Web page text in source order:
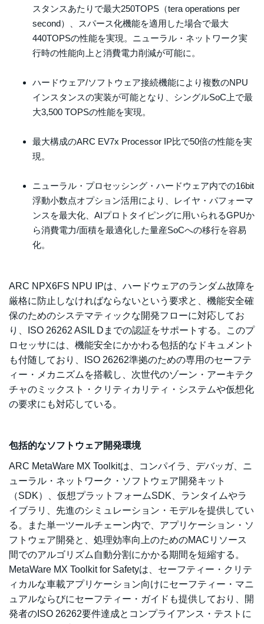
スタンスあたりで最大250TOPS（tera operations per
second）、スパース化機能を適用した場合で最大
440TOPSの性能を実現。ニューラル・ネットワーク実
行時の性能向上と消費電力削減が可能に。
ハードウェア/ソフトウェア接続機能により複数のNPU
インスタンスの実装が可能となり、シングルSoC上で最
大3,500 TOPSの性能を実現。
最大構成のARC EV7x Processor IP比で50倍の性能を実
現。
ニューラル・プロセッシング・ハードウェア内での16bit
浮動小数点オプション活用により、レイヤ・パフォーマ
ンスを最大化、AIプロトタイピングに用いられるGPUか
ら消費電力/面積を最適化した量産SoCへの移行を容易
化。
ARC NPX6FS NPU IPは、ハードウェアのランダム故障を
厳格に防止しなければならないという要求と、機能安全確
保のためのシステマティックな開発フローに対応してお
り、ISO 26262 ASIL Dまでの認証をサポートする。このプ
ロセッサには、機能安全にかかわる包括的なドキュメント
も付随しており、ISO 26262準拠のための専用のセーフテ
ィー・メカニズムを搭載し、次世代のゾーン・アーキテク
チャのミックスト・クリティカリティ・システムや仮想化
の要求にも対応している。
包括的なソフトウェア開発環境
ARC MetaWare MX Toolkitは、コンパイラ、デバッガ、ニ
ューラル・ネットワーク・ソフトウェア開発キット
（SDK）、仮想プラットフォームSDK、ランタイムやラ
イブラリ、先進のシミュレーション・モデルを提供してい
る。また単一ツールチェーン内で、アプリケーション・ソ
フトウェア開発と、処理効率向上のためのMACリソース
間でのアルゴリズム自動分割にかかる期間を短縮する。
MetaWare MX Toolkit for Safetyは、セーフティー・クリテ
ィカルな車載アプリケーション向けにセーフティー・マニ
ュアルならびにセーフティー・ガイドも提供しており、開
発者のISO 26262要件達成とコンプライアンス・テストに